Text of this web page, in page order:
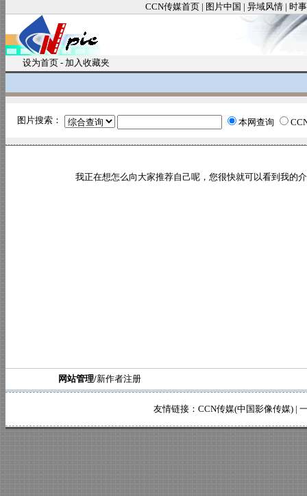
CCN传媒首页 | 图片中国 | 异域风情 | 时
设为首页 - 加入收藏夹
图片搜索： 本网查询
我正在想怎么向大家推荐自己呢，您很快就可以看到我的
网站管理/新作者注册
友情链接： CCN传媒(中国影像传媒) |